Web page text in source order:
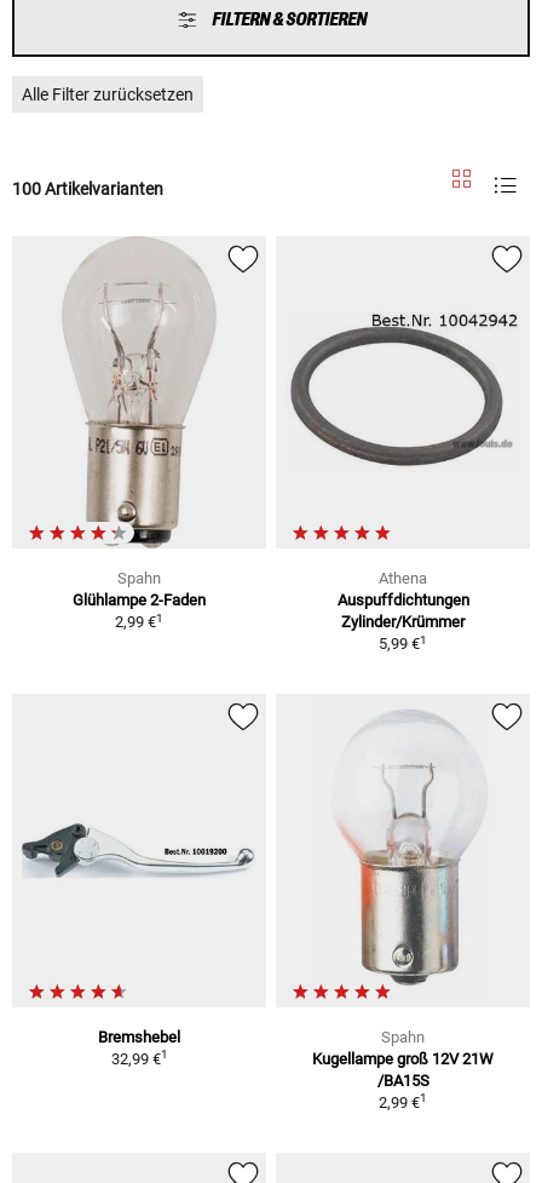
FILTERN & SORTIEREN
Alle Filter zurücksetzen
100 Artikelvarianten
Spahn
Glühlampe 2-Faden
2,99 €1
Athena
Auspuffdichtungen
Zylinder/Krümmer
5,99 €1
Bremshebel
32,99 €1
Spahn
Kugellampe groß 12V 21W
/BA15S
2,99 €1